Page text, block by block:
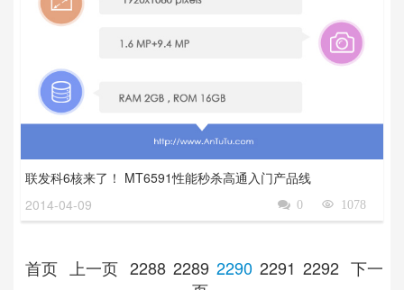
联发科6核来了！ MT6591性能秒杀高通入门产品线
2014-04-09
1078

0

首页 上一页 2288 2289 2290 2291 2292 下一